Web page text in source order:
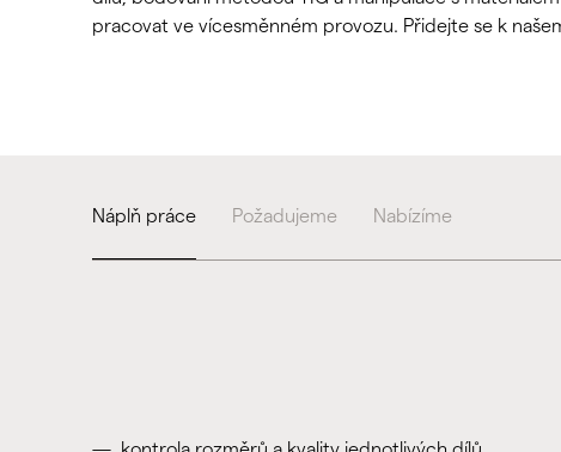
pracovat ve vícesměnném provozu. Přidejte se k
Náplň práce Požadujeme Nabízíme